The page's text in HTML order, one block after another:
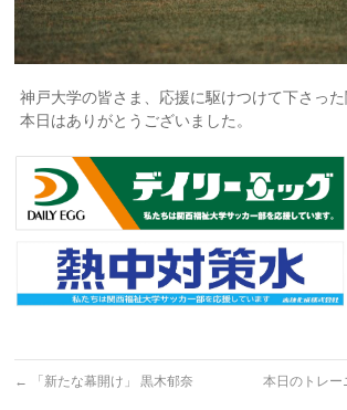
神戸大学の皆さま、応援に駆けつけて下さった
本日はありがとうございました。
← 「新たな幕開け」 黒木郁奈
本日のトレー